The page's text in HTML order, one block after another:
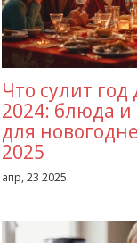
Что сулит год
2024: блюда
для
2025
апр, 23 2025